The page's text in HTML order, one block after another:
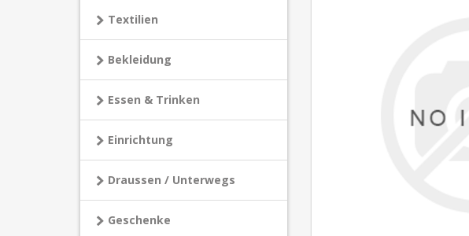
Textilien
Bekleidung
Essen & Trinken
Einrichtung
Draussen / Unterwegs
Geschenke